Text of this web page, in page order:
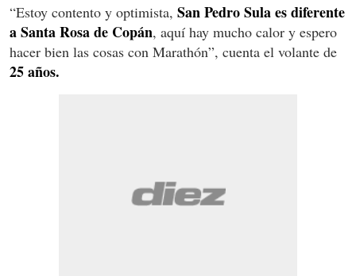
“Estoy contento y optimista, San Pedro Sula es diferente
a Santa Rosa de Copán, aquí hay mucho calor y espero
hacer bien las cosas con Marathón”, cuenta el volante de
25 años.